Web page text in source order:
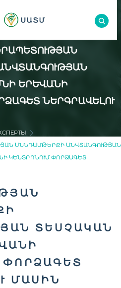
ԵՐԵՎԱՆԻ
ՆԵՐԳՐԱՎԵԼՈՒ
ՍՆՆԴԱՄԹԵՐՔԻ ԱՆՎՏԱՆԳՈՒԹՅԱՆ
ԿԵՆՏՐՈՆՈՒՄ ՓՈՐՁԱԳԵՏ
ՏԵՍՉԱԿԱՆ
ՓՈՐՁԱԳԵՏ
ՄԱՍԻՆ